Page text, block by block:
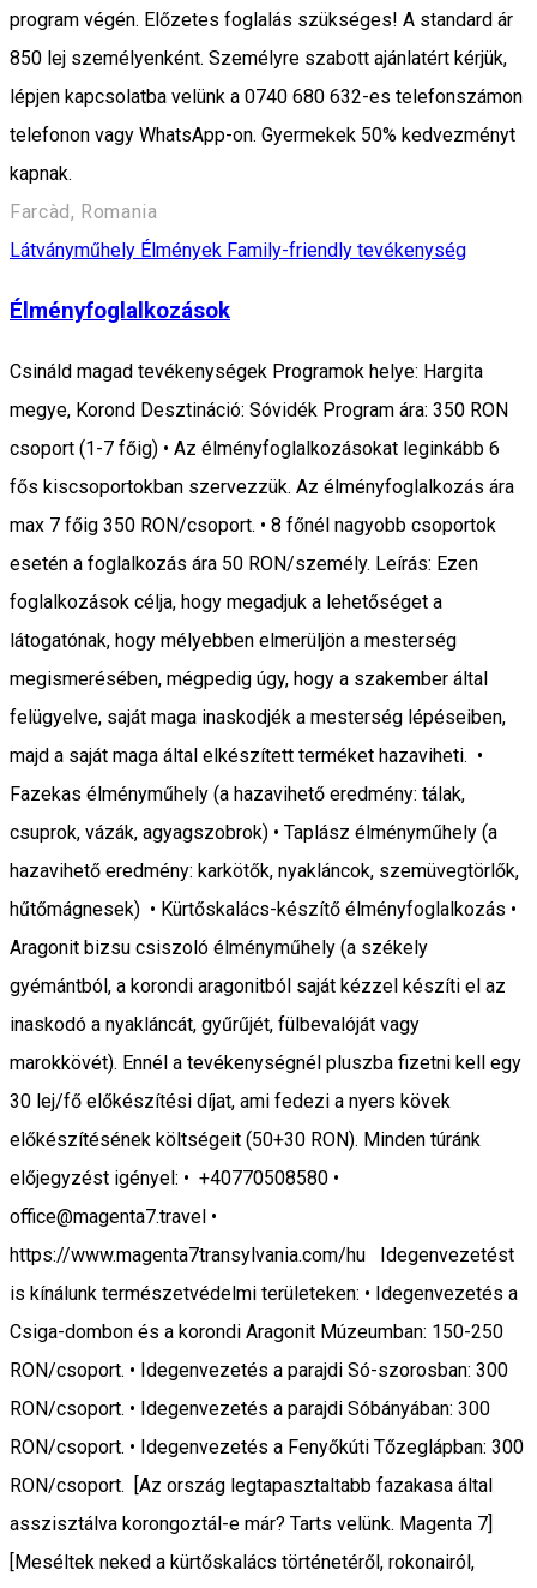
program végén. Előzetes foglalás szükséges! A standard ár
850 lej személyenként. Személyre szabott ajánlatért kérjük,
lépjen kapcsolatba velünk a 0740 680 632-es telefonszámon
telefonon vagy WhatsApp-on. Gyermekek 50% kedvezményt
kapnak.
Farcàd, Romania
Látványműhely Élmények Family-friendly tevékenység
Élményfoglalkozások
Csináld magad tevékenységek Programok helye: Hargita
megye, Korond Desztináció: Sóvidék Program ára: 350 RON
csoport (1-7 főig) • Az élményfoglalkozásokat leginkább 6
fős kiscsoportokban szervezzük. Az élményfoglalkozás ára
max 7 főig 350 RON/csoport. • 8 főnél nagyobb csoportok
esetén a foglalkozás ára 50 RON/személy. Leírás: Ezen
foglalkozások célja, hogy megadjuk a lehetőséget a
látogatónak, hogy mélyebben elmerüljön a mesterség
megismerésében, mégpedig úgy, hogy a szakember által
felügyelve, saját maga inaskodjék a mesterség lépéseiben,
majd a saját maga által elkészített terméket hazaviheti. •
Fazekas élményműhely (a hazavihető eredmény: tálak,
csuprok, vázák, agyagszobrok) • Taplász élményműhely (a
hazavihető eredmény: karkötők, nyakláncok, szemüvegtörlők,
hűtőmágnesek) • Kürtőskalács-készítő élményfoglalkozás •
Aragonit bizsu csiszoló élményműhely (a székely
gyémántból, a korondi aragonitból saját kézzel készíti el az
inaskodó a nyakláncát, gyűrűjét, fülbevalóját vagy
marokkövét). Ennél a tevékenységnél pluszba fizetni kell egy
30 lej/fő előkészítési díjat, ami fedezi a nyers kövek
előkészítésének költségeit (50+30 RON). Minden túránk
előjegyzést igényel: • +40770508580 •
office@magenta7.travel •
https://www.magenta7transylvania.com/hu Idegenvezetést
is kínálunk természetvédelmi területeken: • Idegenvezetés a
Csiga-dombon és a korondi Aragonit Múzeumban: 150-250
RON/csoport. • Idegenvezetés a parajdi Só-szorosban: 300
RON/csoport. • Idegenvezetés a parajdi Sóbányában: 300
RON/csoport. • Idegenvezetés a Fenyőkúti Tőzeglápban: 300
RON/csoport. [Az ország legtapasztaltabb fazakasa által
asszisztálva korongoztál-e már? Tarts velünk. Magenta 7]
[Meséltek neked a kürtőskalács történetéről, rokonairól,